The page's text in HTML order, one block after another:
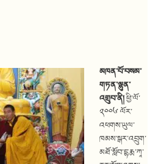
མཁན་པོ་བསམ་
གཏན་ལྷུན་
འགྲུབ་ནི།ཕྱི་ལོ་
༢༠༠༦ ལོར་
འཕགས་ཡུལ་
ཁམས་སྒར་འབྲུག་
མཐོ་སློབ་དྷརྨ་ཀཱ་